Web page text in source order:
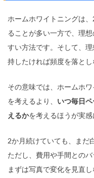
ホームホワイトニングは
ることが多い一方で、理
すい方法です。そして、
持したければ頻度を落とし
その意味では、ホームホ
を考えるより、 いつ毎日
えるかを考えるほうが実感
2か月続けていても、まだ
ただし、費用や手間とのバ
まずは写真で変化を見直